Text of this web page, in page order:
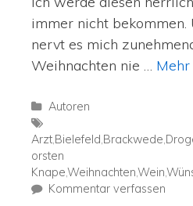
immer nicht bekommen.
nervt es mich
Weihnachten nie … Mehr
Autoren
Arzt,Bielefeld,Brackwede,
orsten
Knape,Weihnachten,Wein,
Kommentar verfassen